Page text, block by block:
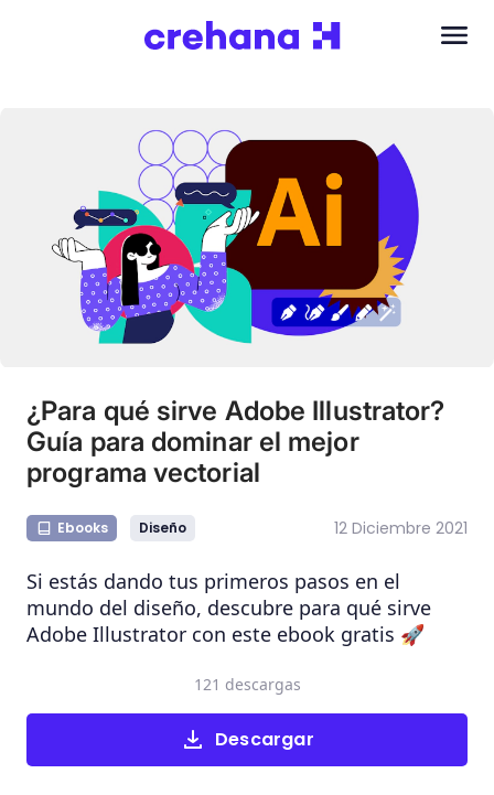
¿Para qué sirve Adobe Illustrator?
Guía para dominar el mejor
programa vectorial
Ebooks Diseño 12 Diciembre 2021
Si estás dando tus primeros pasos en el
mundo del diseño, descubre para qué sirve
Adobe Illustrator con este ebook gratis 🚀
Descargar
121 descargas